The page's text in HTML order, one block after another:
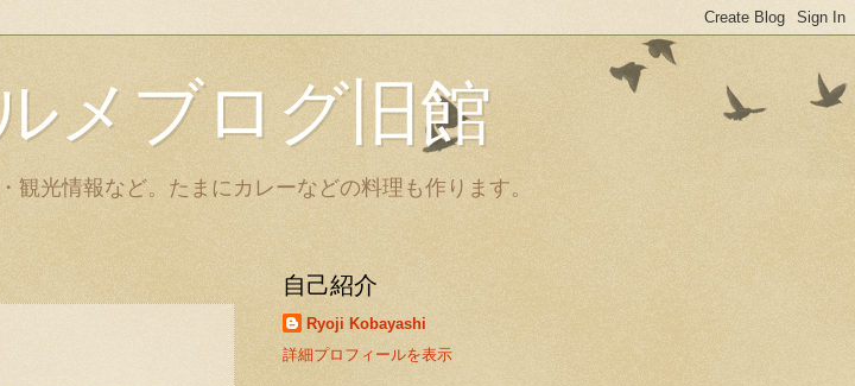
メブログ旧館
光情報など。たまにカレーなどの料理も作ります。
自己紹介
Ryoji Kobayashi
詳細プロフィールを表示